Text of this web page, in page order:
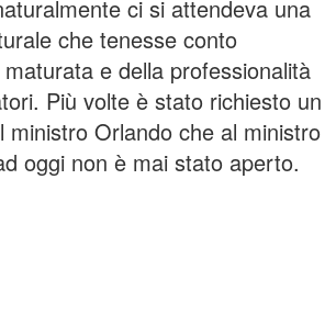
ci si attendeva una
che tenesse conto
maturata e della professionalità
Più volte è stato richiesto un
ministro Orlando che al ministro
oggi non è mai stato aperto.